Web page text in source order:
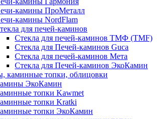
камины ПроМеталл
камины NordFlam
для печей-каминов
Стекла для печей-каминов ТМФ (TMF)
Стекла для Печей-каминов Guca
Стекла для печей-каминов Мета
Стекла для Печей-каминов ЭкоКамин
каминные топки, облицовки
ЭкоКамин
топки Kawmet
топки Kratki
топки ЭкоКамин